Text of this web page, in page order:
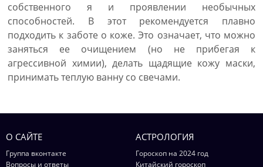
собственного я и проявлении необычных
способностей. В этот рекомендуется плавно
подходить к заботе о коже. Это означает, что можно
заняться ее очищением (но не прибегая к
агрессивной химии), делать щадящие кожу маски,
принимать теплую ванну со свечами.
О САЙТЕ
Группа вконтакте
Вопросы и ответы
АСТРОЛОГИЯ
Гороскоп на 2024 год
Китайский гороскоп